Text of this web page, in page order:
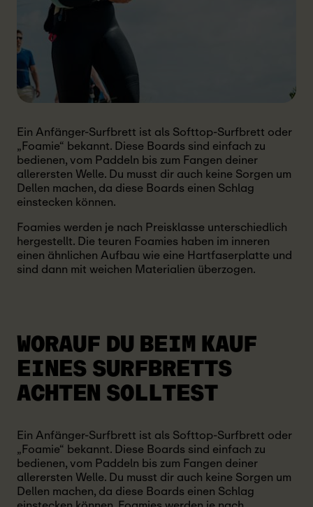
Ein Anfänger-Surfbrett ist als Softtop-Surfbrett oder
„Foamie“ bekannt. Diese Boards sind einfach zu
bedienen, vom Paddeln bis zum Fangen deiner
allerersten Welle. Du musst dir auch keine Sorgen um
Dellen machen, da diese Boards einen Schlag
einstecken können.
Foamies werden je nach Preisklasse unterschiedlich
hergestellt. Die teuren Foamies haben im inneren
einen ähnlichen Aufbau wie eine Hartfaserplatte und
sind dann mit weichen Materialien überzogen.
WORAUF DU BEIM KAUF
EINES SURFBRETTS
ACHTEN SOLLTEST
Ein Anfänger-Surfbrett ist als Softtop-Surfbrett oder
„Foamie“ bekannt. Diese Boards sind einfach zu
bedienen, vom Paddeln bis zum Fangen deiner
allerersten Welle. Du musst dir auch keine Sorgen um
Dellen machen, da diese Boards einen Schlag